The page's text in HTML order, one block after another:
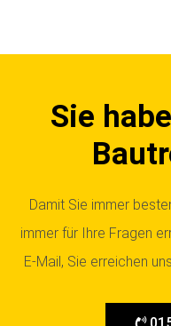
Sie
Damit Sie immer
immer für Ihre Fragen
E-Mail, Sie erreichen